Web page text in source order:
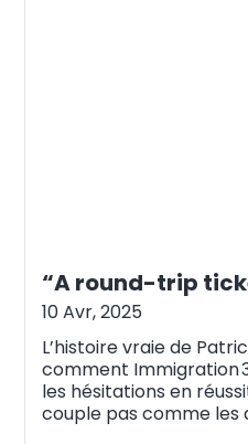
“A round-trip
10 Avr, 2025
L’histoire vraie de
comment Immigration
les hésitations en
couple pas comme les